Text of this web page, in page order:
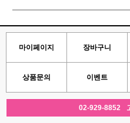
마이페이지 장바구니
상품문의 이벤트
02-929-8852